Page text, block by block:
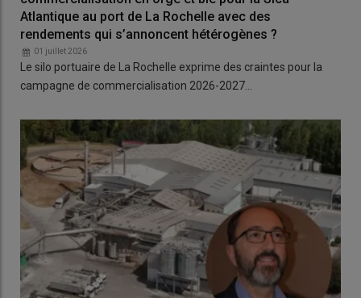
Atlantique au port de La Rochelle avec des
rendements qui s’annoncent hétérogènes ?
01 juillet 2026
Le silo portuaire de La Rochelle exprime des craintes pour la
campagne de commercialisation 2026-2027…